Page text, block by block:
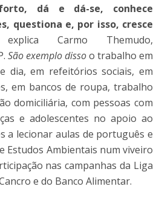
dá e dá-se, conhece
questiona e, por isso, cresce
Carmo Themudo,
São exemplo dissoo trabalho em
dia, em refeitórios sociais, em
em bancos de roupa, trabalho
domiciliária, com pessoas com
e adolescentes no apoio ao
a lecionar aulas de português e
Estudos Ambientais num viveiro
nas campanhas da Liga
e do Banco Alimentar.